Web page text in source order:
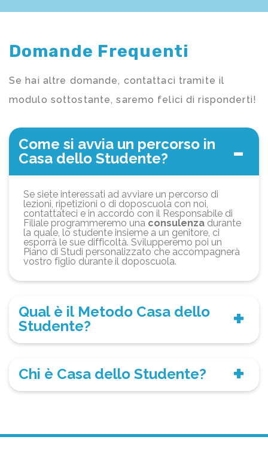
Domande Frequenti
Se hai altre domande, contattaci tramite il
modulo sottostante, saremo felici di risponderti!
Come si avvia un percorso in
Casa dello Studente?
Se siete interessati ad avviare un percorso di
lezioni, ripetizioni o di doposcuola con noi,
contattateci e in accordo con il Responsabile di
Filiale programmeremo una consulenza durante
la quale, lo studente insieme a un genitore, ci
esporrà le sue difficoltà. Svilupperemo poi un
Piano di Studi personalizzato che accompagnerà
vostro figlio durante il doposcuola.
Qual è il Metodo Casa dello
Studente?
Chi è Casa dello Studente?